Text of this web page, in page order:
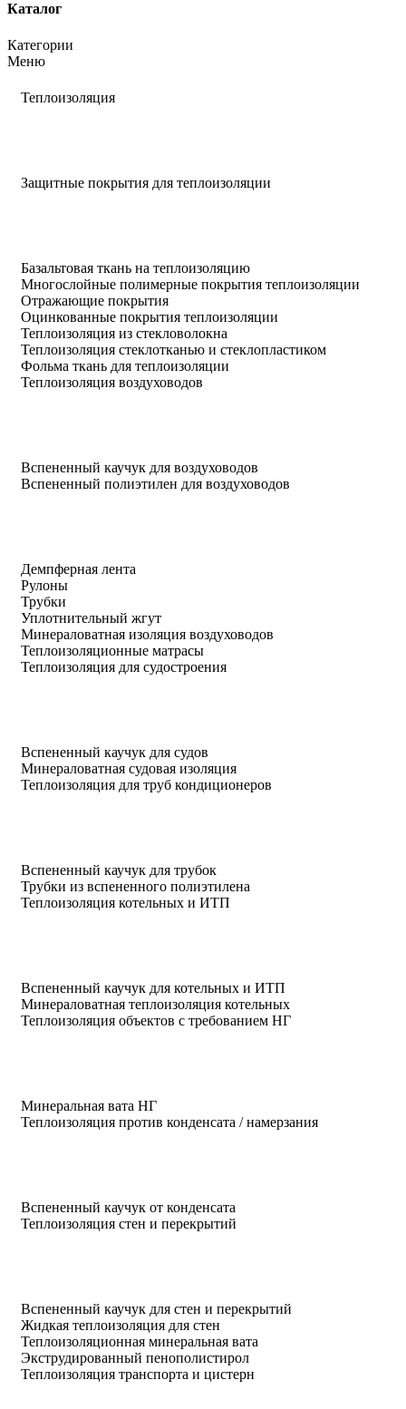
Каталог
Категории
Меню
Теплоизоляция
Защитные покрытия для теплоизоляции
Базальтовая ткань на теплоизоляцию
Многослойные полимерные покрытия теплоизоляции
Отражающие покрытия
Оцинкованные покрытия теплоизоляции
Теплоизоляция из стекловолокна
Теплоизоляция стеклотканью и стеклопластиком
Фольма ткань для теплоизоляции
Теплоизоляция воздуховодов
Вспененный каучук для воздуховодов
Вспененный полиэтилен для воздуховодов
Демпферная лента
Рулоны
Трубки
Уплотнительный жгут
Минераловатная изоляция воздуховодов
Теплоизоляционные матрасы
Теплоизоляция для судостроения
Вспененный каучук для судов
Минераловатная судовая изоляция
Теплоизоляция для труб кондиционеров
Вспененный каучук для трубок
Трубки из вспененного полиэтилена
Теплоизоляция котельных и ИТП
Вспененный каучук для котельных и ИТП
Минераловатная теплоизоляция котельных
Теплоизоляция объектов с требованием НГ
Минеральная вата НГ
Теплоизоляция против конденсата / намерзания
Вспененный каучук от конденсата
Теплоизоляция стен и перекрытий
Вспененный каучук для стен и перекрытий
Жидкая теплоизоляция для стен
Теплоизоляционная минеральная вата
Экструдированный пенополистирол
Теплоизоляция транспорта и цистерн